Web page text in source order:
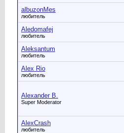
albuzonMes
любитель
Aledomafej
любитель
Aleksantum
любитель
Alex Rio
любитель
Alexander B.
Super Moderator
AlexCrash
любитель